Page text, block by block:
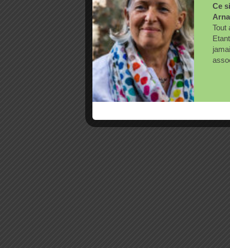
Ce
Tout